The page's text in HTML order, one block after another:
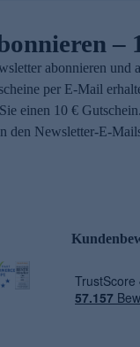
–
abonnieren und
per E-Mail
einen 10 €
den Newsletter-E-